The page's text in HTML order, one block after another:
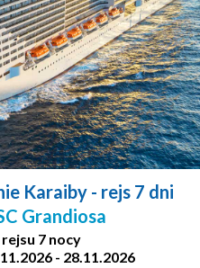
Karaiby - rejs 7 dni
Grandiosa
rejsu 7 nocy
- 28.11.2026